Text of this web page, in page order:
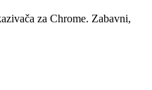
za Chrome. Zabavni,